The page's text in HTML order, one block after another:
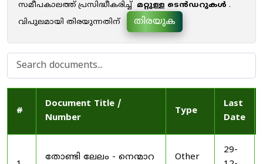
സമീപകാലത്ത് പ്രസിദ്ധീകരിച്ച് മറ്റുള്ള ടെൻഡറുകൾ .
വിപുലമായി തിരയുന്നതിന്
തിരയുക
#
Document Title /
Number
Type
Last
Date
തോണ്ടി ലേലം - നെന്മാറ
Other
29-